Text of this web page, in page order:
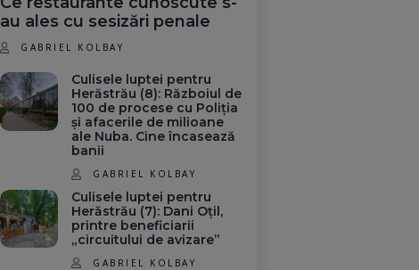
au ales cu sesizări penale
GABRIEL KOLBAY
Culisele luptei pentru
Herăstrău (8): Războiul de
100 de procese cu Poliția
și afacerile de milioane
ale Nuba. Cine încasează
banii
GABRIEL KOLBAY
Culisele luptei pentru
Herăstrău (7): Dani Oțil,
printre beneficiarii
„circuitului de avizare”
GABRIEL KOLBAY